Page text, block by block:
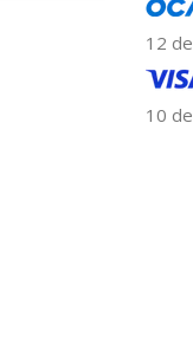
12 de
10 de